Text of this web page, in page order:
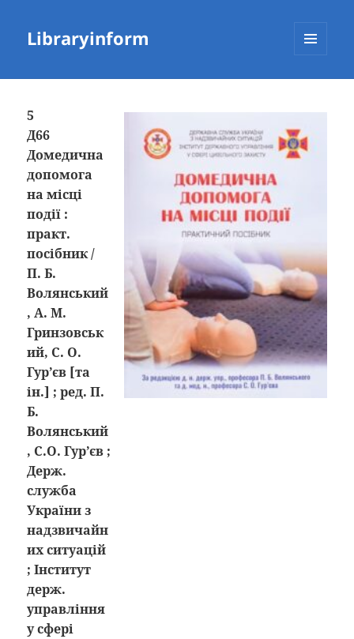
Libraryinform
5
Д66
Домедична
допомога
на місці
події :
практ.
посібник /
П. Б.
Волянський
, А. М.
Гринзовськ
ий, С. О.
Гур’єв [та
ін.] ; ред. П.
Б.
Волянський
, С.О. Гур’єв ;
Держ.
служба
України з
надзвичайн
их ситуацій
; Інститут
держ.
управління
у сфері